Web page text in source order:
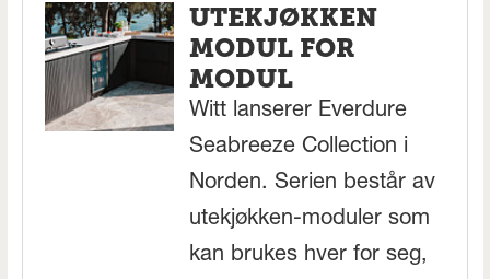
UTEKJØKKEN
MODUL FOR
MODUL
Witt lanserer Everdure
Seabreeze Collection i
Norden. Serien består av
utekjøkken-moduler som
kan brukes hver for seg,